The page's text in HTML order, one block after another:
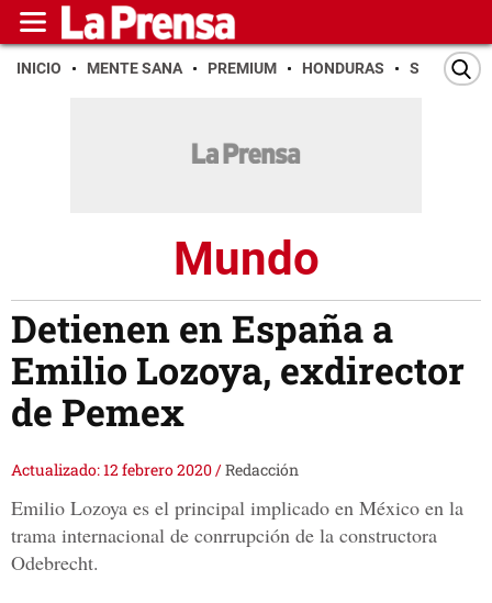
INICIO MENTE SANA PREMIUM HONDURAS SAN PEDRO
Mundo
Detienen en España a
Emilio Lozoya, exdirector
de Pemex
Actualizado: 12 febrero 2020/Redacción
Emilio Lozoya es el principal implicado en México en la
trama internacional de conrrupción de la constructora
Odebrecht.